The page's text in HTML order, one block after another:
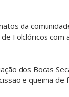
da
Folclóricos com
dos Bocas
e queima de